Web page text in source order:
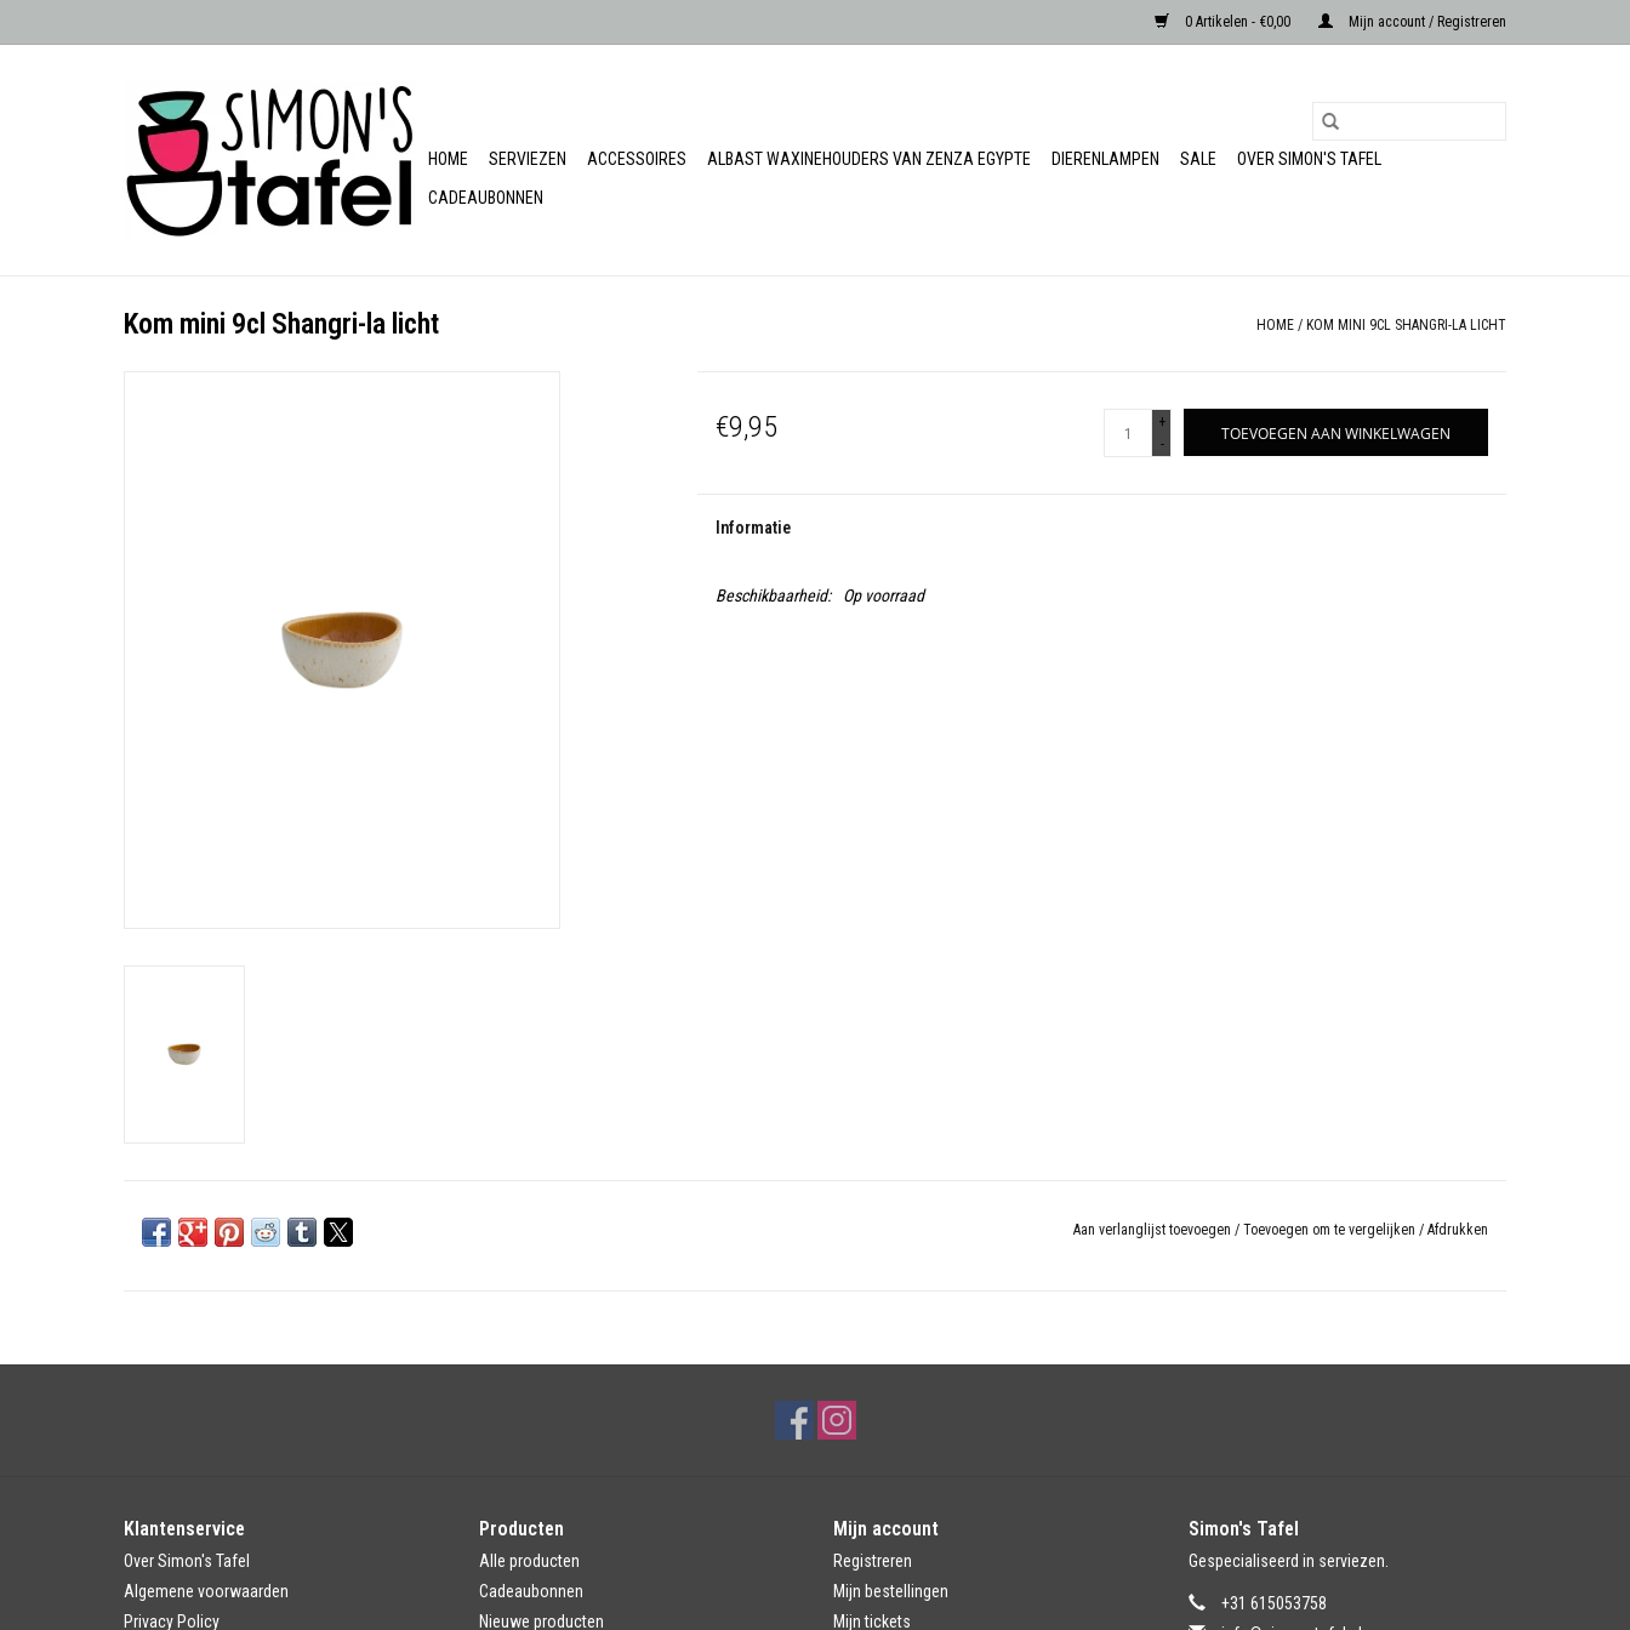
0 Artikelen - €0,00 Mijn account / Registreren
HOME SERVIEZEN ACCESSOIRES ALBAST WAXINEHOUDERS VAN ZENZA EGYPTE DIERENLAMPEN SALE
OVER SIMON'S TAFEL
CADEAUBONNEN
Kom mini 9cl Shangri-la licht HOME / KOM MINI 9CL SHANGRI-LA LICHT
€9,95
+
-
TOEVOEGEN AAN WINKELWAGEN
Informatie
Beschikbaarheid: Op voorraad
Aan verlanglijst toevoegen / Toevoegen om te vergelijken / Afdrukken
Klantenservice
Over Simon's Tafel
Algemene voorwaarden
Privacy Policy
Producten
Alle producten
Cadeaubonnen
Nieuwe producten
Mijn account
Registreren
Mijn bestellingen
Mijn tickets
Simon's Tafel
Gespecialiseerd in serviezen.
+31 615053758